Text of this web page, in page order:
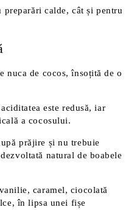
calde, cât și pentru
nuca de cocos, însoțită de o
este redusă, iar
a cocosului.
prăjire și nu trebuie
natural de boabele
caramel, ciocolată
în lipsa unei fișe